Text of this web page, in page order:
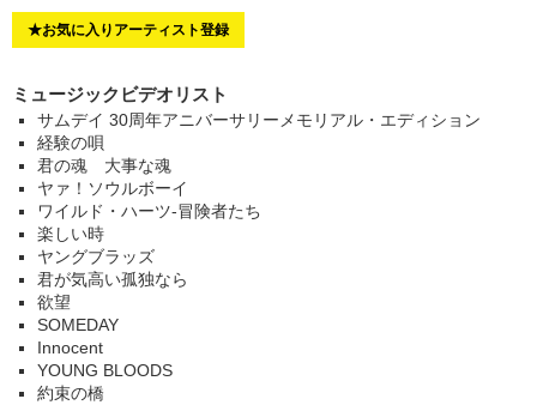
★お気に入りアーティスト登録
ミュージックビデオリスト
サムデイ 30周年アニバーサリーメモリアル・エディション
経験の唄
君の魂 大事な魂
ヤァ！ソウルボーイ
ワイルド・ハーツ-冒険者たち
楽しい時
ヤングブラッズ
君が気高い孤独なら
欲望
SOMEDAY
Innocent
YOUNG BLOODS
約束の橋